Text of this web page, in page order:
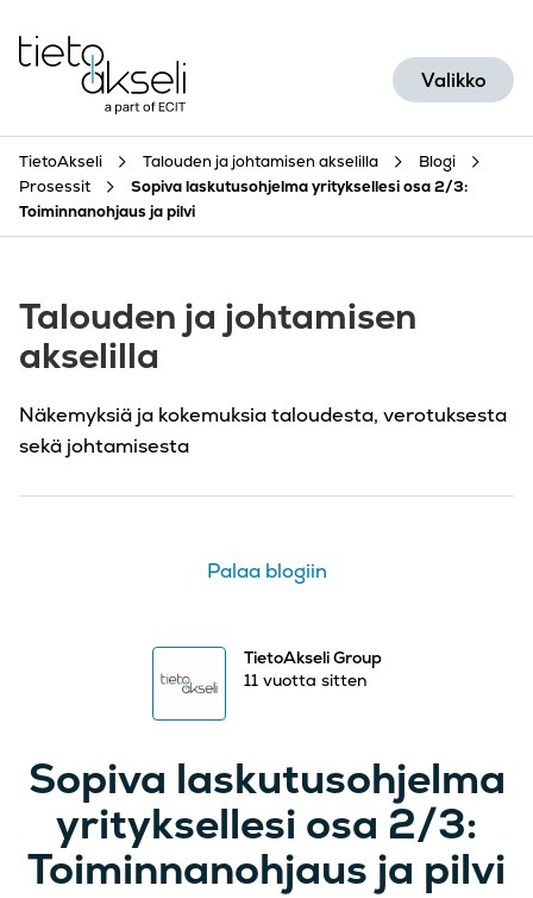
Valikko
TietoAkseli Talouden ja johtamisen akselilla
Blogi
Prosessit
Sopiva laskutusohjelma yrityksellesi osa 2/3:
Toiminnanohjaus ja pilvi
Talouden ja johtamisen
akselilla
Näkemyksiä ja kokemuksia taloudesta, verotuksesta
sekä johtamisesta
Palaa blogiin
TietoAkseli Group
11 vuotta sitten
Sopiva laskutusohjelma
yrityksellesi osa 2/3:
Toiminnanohjaus ja pilvi